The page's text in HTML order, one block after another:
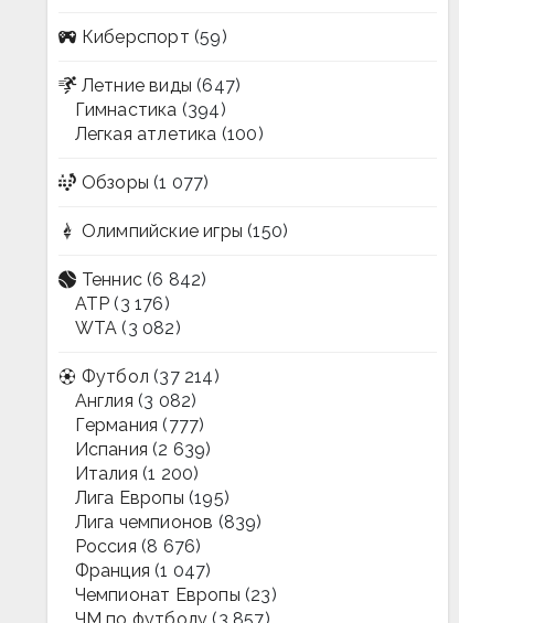
Киберспорт (59)
Летние виды (647)
Гимнастика (394)
Легкая атлетика (100)
Обзоры (1 077)
Олимпийские игры (150)
Теннис (6 842)
ATP (3 176)
WTA (3 082)
Футбол (37 214)
Англия (3 082)
Германия (777)
Испания (2 639)
Италия (1 200)
Лига Европы (195)
Лига чемпионов (839)
Россия (8 676)
Франция (1 047)
Чемпионат Европы (23)